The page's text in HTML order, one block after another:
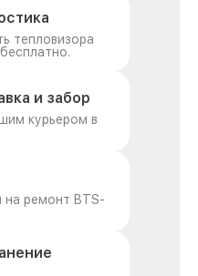
тепловизора
и забор
курьером в
на ремонт BTS-